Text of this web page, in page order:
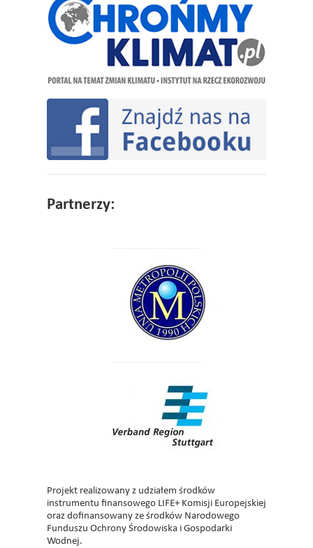
Partnerzy:
Projekt realizowany z udziałem środków
instrumentu finansowego LIFE+ Komisji Europejskiej
oraz dofinansowany ze środków Narodowego
Funduszu Ochrony Środowiska i Gospodarki
Wodnej.